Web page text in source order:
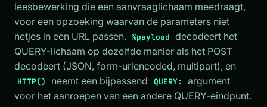
leesbewerking die een aanvraaglichaam meedraagt,
voor een opzoeking waarvan de parameters niet
netjes in een URL passen. %payload decodeert het
QUERY-lichaam op dezelfde manier als het POST
decodeert (JSON, form-urlencoded, multipart), en
HTTP() neemt een bijpassend QUERY:
argument
voor het aanroepen van een andere QUERY-eindpunt.